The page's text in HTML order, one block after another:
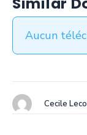
Aucun
Cecile